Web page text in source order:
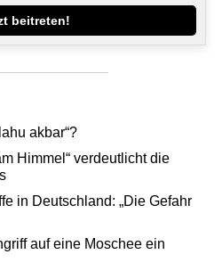
beitreten!
akbar“?
Himmel“ verdeutlicht die
in Deutschland: „Die Gefahr
auf eine Moschee ein